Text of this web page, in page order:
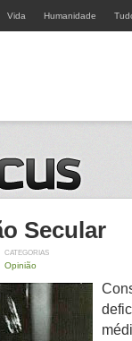
Vida Humanidade
Secular
CATEGORIAS
Opinião